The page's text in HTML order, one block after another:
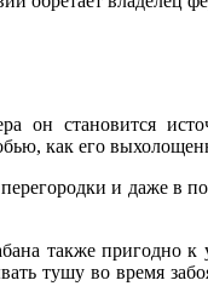
он становится
как его
и даже в
также пригодно
тушу во время